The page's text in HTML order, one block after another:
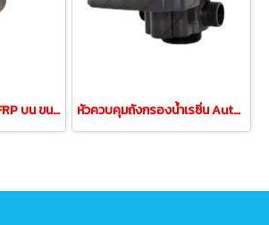
สแตนเนอร์ ถังกรองFRP บน ขนาด 6 หุน, 3/4" หัวควบคุมถังกรองน้ำเรซิ่น Auto Valve อัตโนมัติ N74A 4นิ้ว